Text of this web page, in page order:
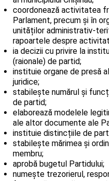
coordonează activitatea
Parlament, precum și în
unităților administrativ-
rapoartele despre
ia decizii cu privire la
(raionale) de partid;
instituie organe de presă
juridice;
stabilește numărul și
de partid;
elaborează modelele
ale altor documente ale
instituie distincțiile de
stabilește mărimea și
membru;
aprobă bugetul Partidului;
numește trezorierul,